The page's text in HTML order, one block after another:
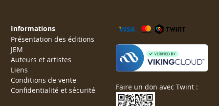
Informations
Présentation des éditions
JEM
Auteurs et artistes
Liens
Conditions de vente
Confidentialité et sécurité
Faire un don avec Twint :